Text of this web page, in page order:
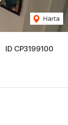
ID CP3199100
Harta